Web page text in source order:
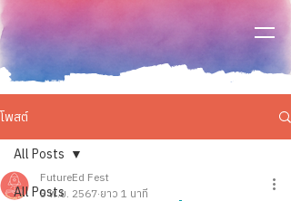
โพสต์
All Posts
All Posts
FutureEd Fest
5 พ.ย. 2567 ยาว 1 นาที